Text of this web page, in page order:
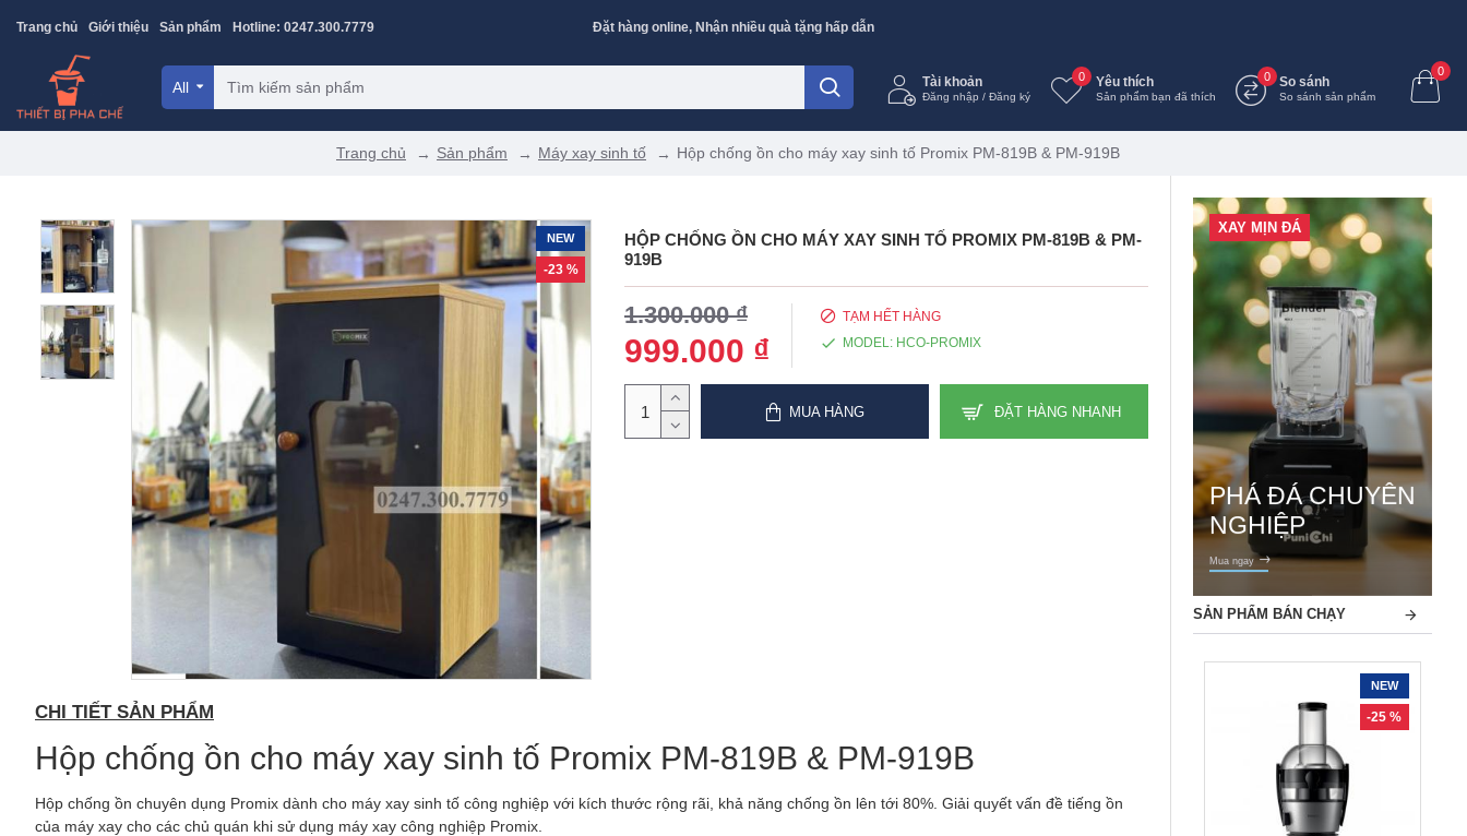
Trang chủ Giới thiệu Sản phẩm Hotline: 0247.300.7779 Đặt hàng online, Nhận nhiều quà tặng hấp dẫn
All Tài khoản
Đăng nhập / Đăng ký
Yêu thích
Sản phẩm bạn đã thích
0 So sánh
So sánh sản phẩm
0 0
Trang chủ Sản phẩm Máy xay sinh tố Hộp chống ồn cho máy xay sinh tố Promix PM-819B & PM-919B
NEW
-23 %
HỘP CHỐNG ỒN CHO MÁY XAY SINH TỐ PROMIX PM-819B & PM-
919B
999.000 ₫
1.300.000 ₫
TẠM HẾT HÀNG
MODEL: HCO-PROMIX
MUA HÀNG ĐẶT HÀNG NHANH
CHI TIẾT SẢN PHẨM
Hộp chống ồn cho máy xay sinh tố Promix PM-819B & PM-919B
Hộp chống ồn chuyên dụng Promix dành cho máy xay sinh tố công nghiệp với kích thước rộng rãi, khả năng chống ồn lên tới 80%. Giải quyết vấn đề tiếng ồn
của máy xay cho các chủ quán khi sử dụng máy xay công nghiệp Promix.
XAY MỊN ĐÁ
PHÁ ĐÁ CHUYÊN
NGHIỆP
Mua ngay
SẢN PHẨM BÁN CHẠY
NEW
-25 %